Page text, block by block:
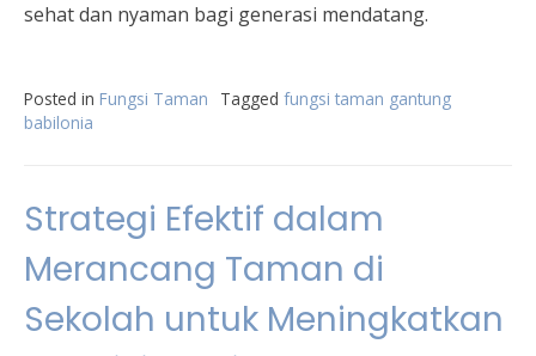
sehat dan nyaman bagi generasi mendatang.
Posted in Fungsi Taman Tagged fungsi taman gantung
babilonia
Strategi Efektif dalam
Merancang Taman di
Sekolah untuk Meningkatkan